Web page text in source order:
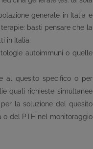
generale in Italia e
basti pensare che la
in Italia.
autoimmuni o quelle
al quesito specifico o per
quali richieste simultanee
la soluzione del quesito
o del PTH nel monitoraggio